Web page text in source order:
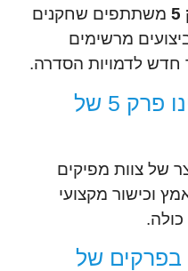
משתתפים שחקנים
מרשימים
חדש לדמויות הסדרה.
מאיזה צוות מפיקים הינו פרק 5 של
3 הוא התוצר של צוות מפיקים
וכישור מקצועי
של